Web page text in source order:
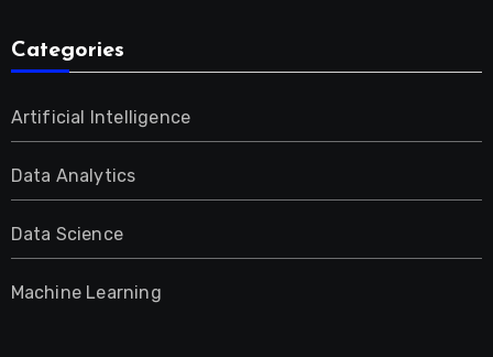
Categories
Artificial Intelligence
Data Analytics
Data Science
Machine Learning